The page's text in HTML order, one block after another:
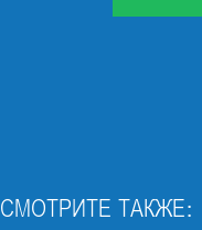
СМОТРИТЕ ТАКЖЕ: